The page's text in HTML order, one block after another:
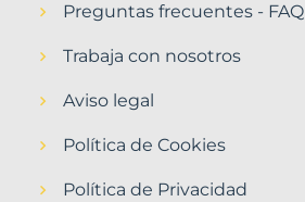
Preguntas frecuentes - FAQ
Trabaja con nosotros
Aviso legal
Política de Cookies
Política de Privacidad